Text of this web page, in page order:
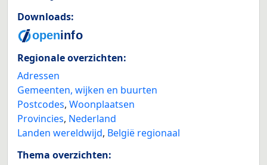
Downloads:
Regionale overzichten:
Adressen
Gemeenten, wijken en buurten
Postcodes, Woonplaatsen
Provincies, Nederland
Landen wereldwijd, België regionaal
Thema overzichten: